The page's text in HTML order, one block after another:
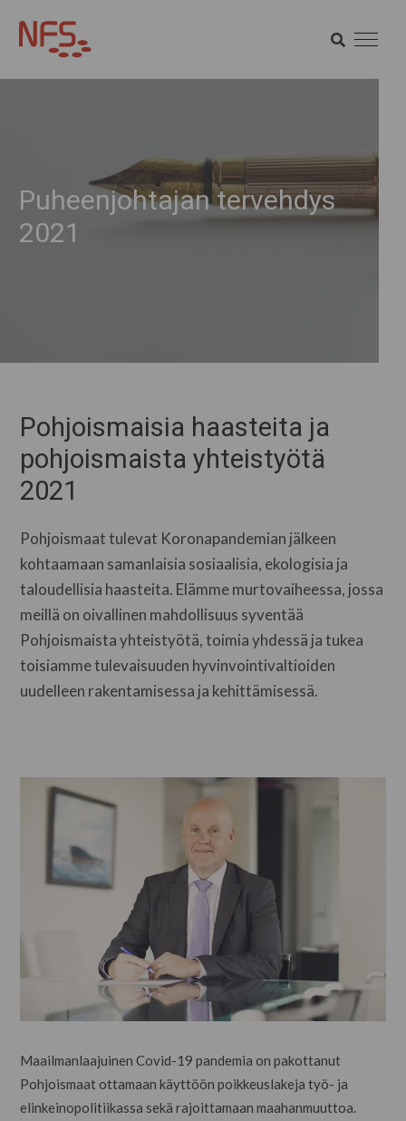
Puheenjohtajan tervehdys
2021
Pohjoismaisia haasteita ja
pohjoismaista yhteistyötä
2021
Pohjoismaat tulevat Koronapandemian jälkeen
kohtaamaan samanlaisia sosiaalisia, ekologisia ja
taloudellisia haasteita. Elämme murtovaiheessa, jossa
meillä on oivallinen mahdollisuus syventää
Pohjoismaista yhteistyötä, toimia yhdessä ja tukea
toisiamme tulevaisuuden hyvinvointivaltioiden
uudelleen rakentamisessa ja kehittämisessä.
Maailmanlaajuinen Covid-19 pandemia on pakottanut
Pohjoismaat ottamaan käyttöön poikkeuslakeja työ- ja
elinkeinopolitiikassa sekä rajoittamaan maahanmuuttoa.